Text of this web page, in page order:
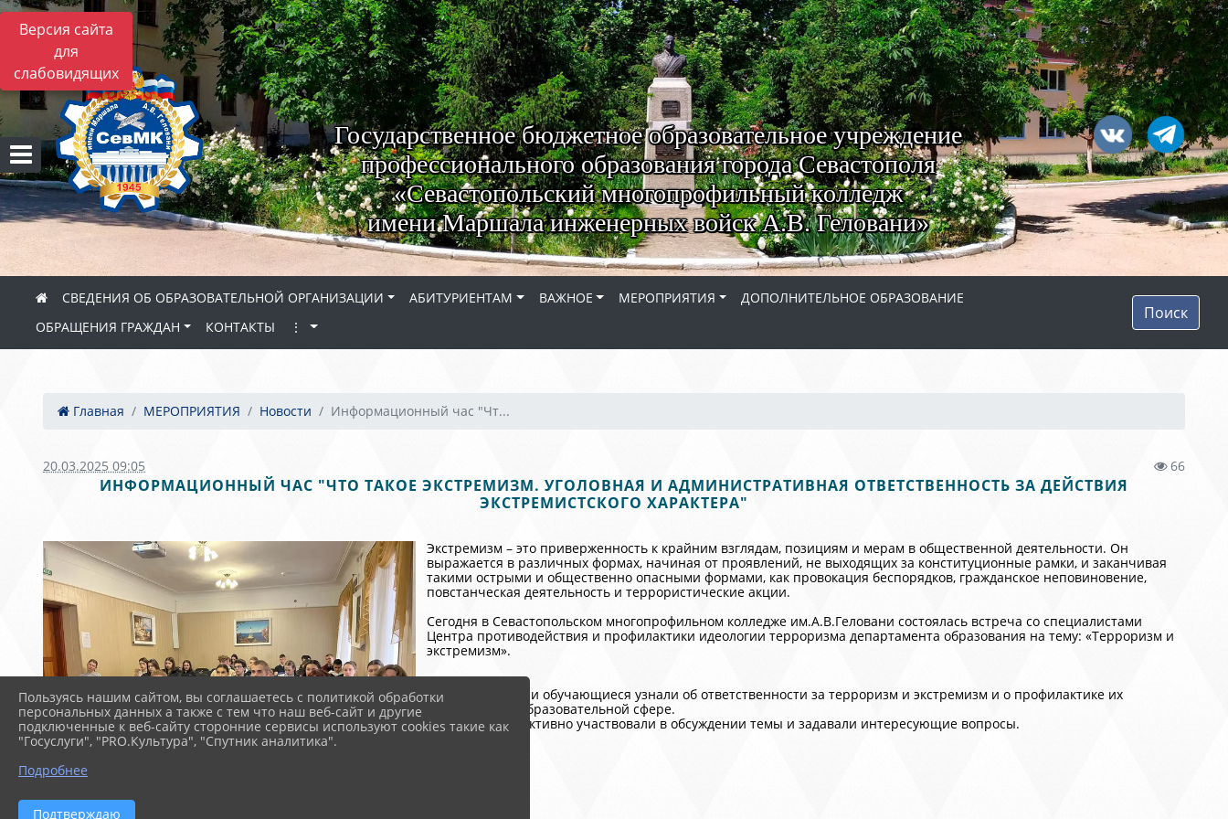
Версия сайта
для
слабовидящих
Государственное бюджетное образовательное учреждение
профессионального образования города Севастополя
«Севастопольский многопрофильный колледж
имени Маршала инженерных войск А.В. Геловани»
СВЕДЕНИЯ ОБ ОБРАЗОВАТЕЛЬНОЙ ОРГАНИЗАЦИИ АБИТУРИЕНТАМ ВАЖНОЕ МЕРОПРИЯТИЯ
ДОПОЛНИТЕЛЬНОЕ ОБРАЗОВАНИЕ
ОБРАЩЕНИЯ ГРАЖДАН
КОНТАКТЫ ⋮
Поиск
Главная МЕРОПРИЯТИЯ Новости Информационный час "Чт...
20.03.2025 09:05 66
ИНФОРМАЦИОННЫЙ ЧАС "ЧТО ТАКОЕ ЭКСТРЕМИЗМ. УГОЛОВНАЯ И АДМИНИСТРАТИВНАЯ ОТВЕТСТВЕННОСТЬ ЗА ДЕЙСТВИЯ
ЭКСТРЕМИСТСКОГО ХАРАКТЕРА"
Экстремизм – это приверженность к крайним взглядам, позициям и мерам в общественной деятельности. Он
выражается в различных формах, начиная от проявлений, не выходящих за конституционные рамки, и заканчивая
такими острыми и общественно опасными формами, как провокация беспорядков, гражданское неповиновение,
повстанческая деятельность и террористические акции.
Сегодня в Севастопольском многопрофильном колледже им.А.В.Геловани состоялась встреча со специалистами
Центра противодействия и профилактики идеологии терроризма департамента образования на тему: «Терроризм и
экстремизм».
В рамках встречи обучающиеся узнали об ответственности за терроризм и экстремизм и о профилактике их
проявлений в образовательной сфере.
Обучающиеся активно участвовали в обсуждении темы и задавали интересующие вопросы.
Пользуясь нашим сайтом, вы соглашаетесь с политикой обработки
персональных данных а также с тем что наш веб-сайт и другие
подключенные к веб-сайту сторонние сервисы используют cookies такие как
"Госуслуги", "PRO.Культура", "Спутник аналитика".
Подробнее
Подтверждаю